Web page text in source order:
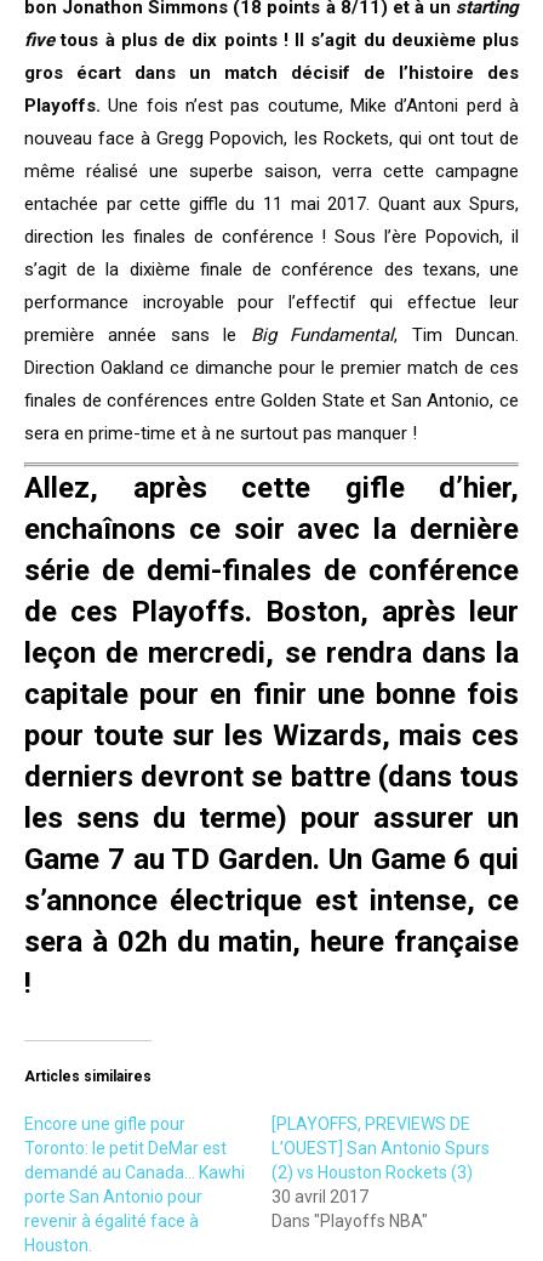
bon Jonathon Simmons (18 points à 8/11) et à un starting
fivetous à plus de dix points ! Il s’agit du deuxième plus
gros écart dans un match décisif de l’histoire des
Playoffs. Une fois n’est pas coutume, Mike d’Antoni perd à
nouveau face à Gregg Popovich, les Rockets, qui ont tout de
même réalisé une superbe saison, verra cette campagne
entachée par cette giffle du 11 mai 2017. Quant aux Spurs,
direction les finales de conférence ! Sous l’ère Popovich, il
s’agit de la dixième finale de conférence des texans, une
performance incroyable pour l’effectif qui effectue leur
première année sans le Big Fundamental, Tim Duncan.
Direction Oakland ce dimanche pour le premier match de ces
finales de conférences entre Golden State et San Antonio, ce
sera en prime-time et à ne surtout pas manquer !
Allez, après cette gifle d’hier,
enchaînons ce soir avec la dernière
série de demi-finales de conférence
de ces Playoffs. Boston, après leur
leçon de mercredi, se rendra dans la
capitale pour en finir une bonne fois
pour toute sur les Wizards, mais ces
derniers devront se battre (dans tous
les sens du terme) pour assurer un
Game 7 au TD Garden. Un Game 6 qui
s’annonce électrique est intense, ce
sera à 02h du matin, heure française
!
Articles similaires
Encore une gifle pour
Toronto: le petit DeMar est
demandé au Canada… Kawhi
porte San Antonio pour
revenir à égalité face à
Houston.
[PLAYOFFS, PREVIEWS DE
L’OUEST] San Antonio Spurs
(2) vs Houston Rockets (3)
30 avril 2017
Dans "Playoffs NBA"